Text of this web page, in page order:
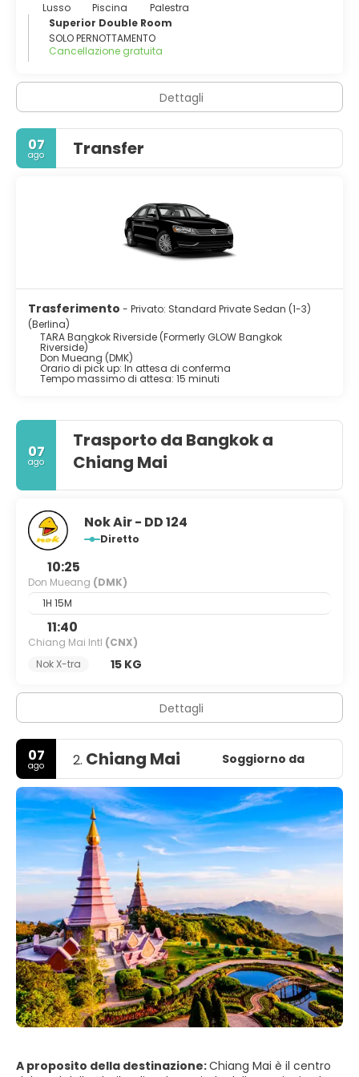
Lusso Piscina
Palestra
Superior Double Room
SOLO PERNOTTAMENTO
Cancellazione gratuita
Dettagli
07
ago Transfer
Trasferimento - Privato: Standard Private Sedan (1-3)
(Berlina)
TARA Bangkok Riverside (Formerly GLOW Bangkok
Riverside)
Don Mueang (DMK)
Orario di pick up: In attesa di conferma
Tempo massimo di attesa: 15 minuti
07
ago
Trasporto da Bangkok a
Chiang Mai
Nok Air - DD 124
Diretto
10:25
Don Mueang (DMK)
1H 15M
11:40
Chiang Mai Intl (CNX)
Nok X-tra
15 KG
Dettagli
07
ago 2. Chiang Mai Soggiorno da
A proposito della destinazione:Chiang Mai è il centro